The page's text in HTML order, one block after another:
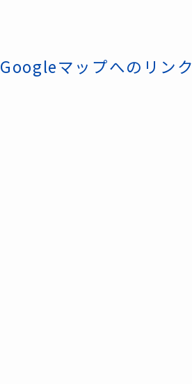
Googleマップへのリンク